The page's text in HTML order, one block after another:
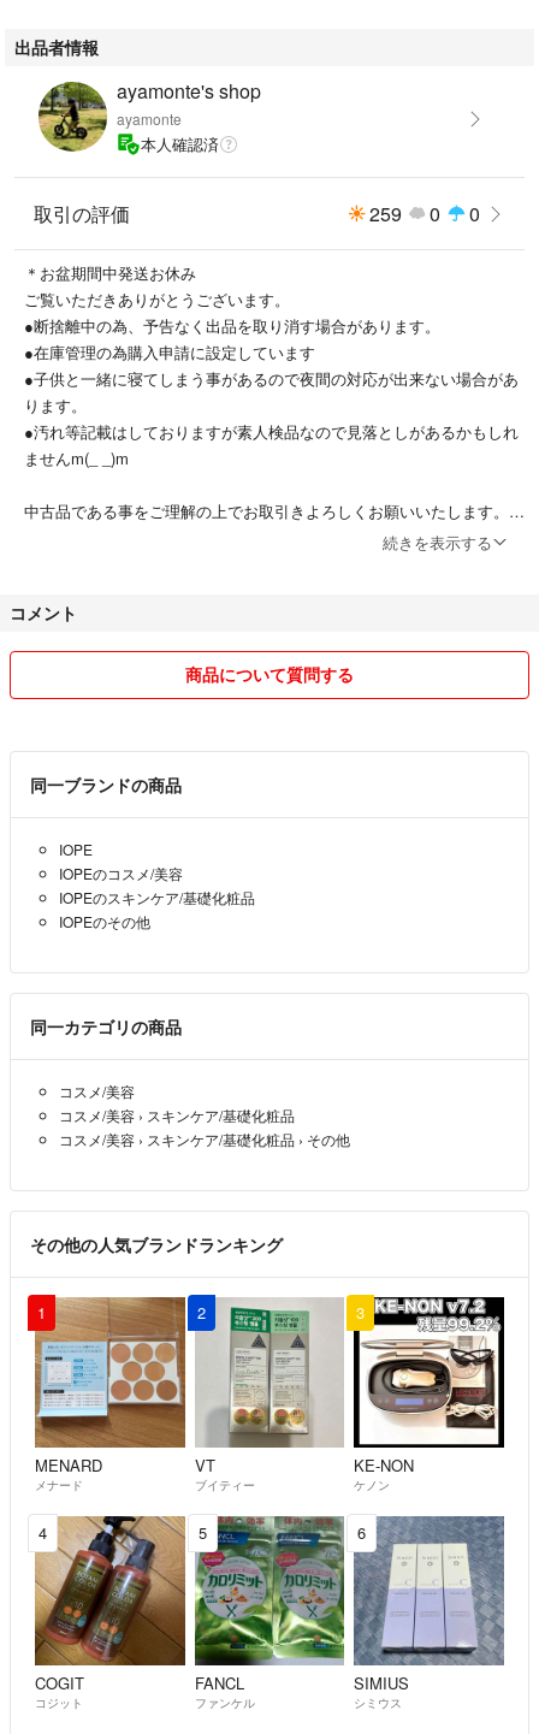
出品者情報
ayamonte's shop
ayamonte
本人確認済
取引の評価 259 0 0
＊お盆期間中発送お休み
ご覧いただきありがとうございます。
●断捨離中の為、予告なく出品を取り消す場合があります。
●在庫管理の為購入申請に設定しています
●子供と一緒に寝てしまう事があるので夜間の対応が出来ない場合があ
ります。
●汚れ等記載はしておりますが素人検品なので見落としがあるかもしれ
ませんm(_ _)m
中古品である事をご理解の上でお取引きよろしくお願いいたします。
続きを表示する
コメント
商品について質問する
同一ブランドの商品
IOPE
IOPEのコスメ/美容
IOPEのスキンケア/基礎化粧品
IOPEのその他
同一カテゴリの商品
コスメ/美容
コスメ/美容 › スキンケア/基礎化粧品
コスメ/美容 › スキンケア/基礎化粧品 › その他
その他の人気ブランドランキング
1
MENARD
メナード
2
VT
ブイティー
3
KE-NON
ケノン
4
COGIT
コジット
5
FANCL
ファンケル
6
SIMIUS
シミウス